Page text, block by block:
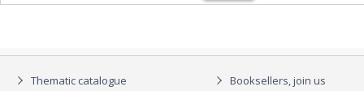
Thematic catalogue
Booksellers, join us